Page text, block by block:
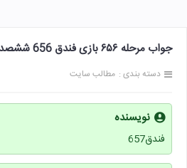
جواب مرحله ۶۵۶ بازی فندق 656 ششصد و پنجاه و شش پاسخ
دسته بندی : مطالب سایت
نویسنده
فندق657